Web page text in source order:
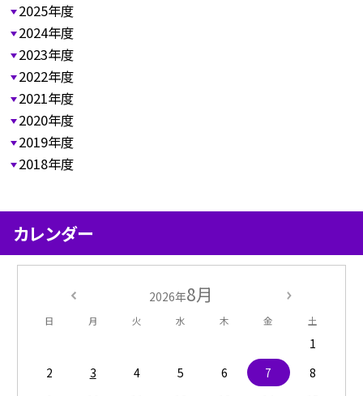
2025年度
2024年度
2023年度
2022年度
2021年度
2020年度
2019年度
2018年度
カレンダー
2026年8月
日 月 火 水 木 金 土
1
2
3 4 5 6 7
8